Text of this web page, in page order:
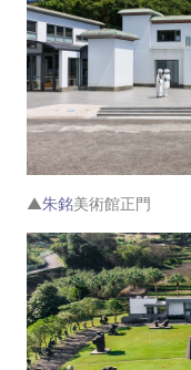
▲朱銘美術館正門